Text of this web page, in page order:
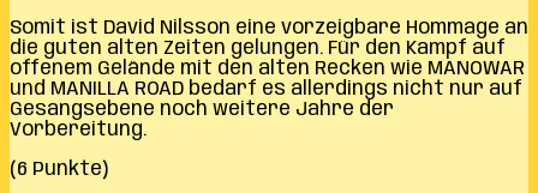
Somit ist David Nilsson eine vorzeigbare Hommage an
die guten alten Zeiten gelungen. Für den Kampf auf
offenem Gelände mit den alten Recken wie MANOWAR
und MANILLA ROAD bedarf es allerdings nicht nur auf
Gesangsebene noch weitere Jahre der
Vorbereitung.
(6 Punkte)